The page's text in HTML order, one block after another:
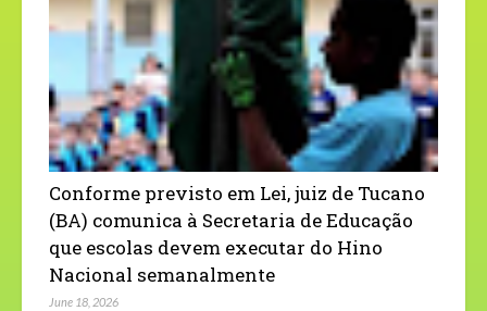
Conforme previsto em Lei, juiz de Tucano
(BA) comunica à Secretaria de Educação
que escolas devem executar do Hino
Nacional semanalmente
June 18, 2026